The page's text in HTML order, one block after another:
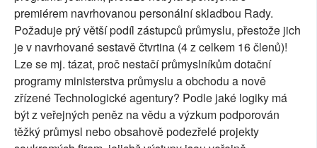
premiérem navrhovanou personální skladbou Rady.
Požaduje prý větší podíl zástupců průmyslu, přestože jich
je v navrhované sestavě čtvrtina (4 z celkem 16 členů)!
Lze se mj. tázat, proč nestačí průmyslníkům dotační
programy ministerstva průmyslu a obchodu a nově
zřízené Technologické agentury? Podle jaké logiky má
být z veřejných peněz na vědu a výzkum podporován
těžký průmysl nebo obsahově podezřelé projekty